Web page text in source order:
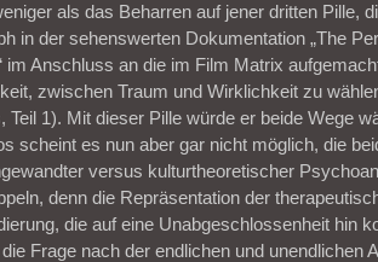
als das Beharren auf jener dritten Pille,
in der sehenswerten Dokumentation „The
im Anschluss an die im Film Matrix
zwischen Traum und Wirklichkeit zu
Teil 1). Mit dieser Pille würde er beide Wege
scheint es nun aber gar nicht möglich, die
versus kulturtheoretischer
denn die Repräsentation der
die auf eine Unabgeschlossenheit hin
Frage nach der endlichen und unendlichen